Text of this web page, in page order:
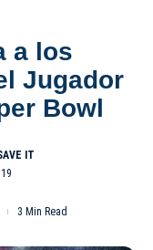
a los
Jugador
Bowl
3 Min Read